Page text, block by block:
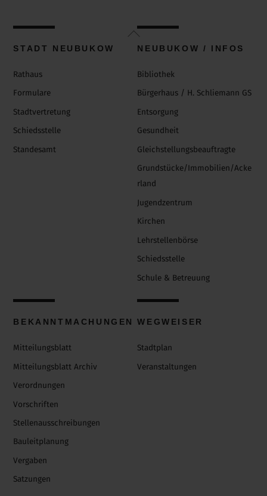
Back
To
STADT NEUBUKOW
Rathaus
Formulare
Stadtvertretung
Schiedsstelle
Standesamt
NEUBUKOW / INFOS
Bibliothek
Bürgerhaus / H. Schliemann GS
Entsorgung
Gesundheit
Gleichstellungsbeauftragte
Grundstücke/Immobilien/Acke
rland
Jugendzentrum
Kirchen
Lehrstellenbörse
Schiedsstelle
Schule & Betreuung
BEKANNTMACHUNGEN
Mitteilungsblatt
Mitteilungsblatt Archiv
Verordnungen
Vorschriften
Stellenausschreibungen
Bauleitplanung
Vergaben
Satzungen
WEGWEISER
Stadtplan
Veranstaltungen